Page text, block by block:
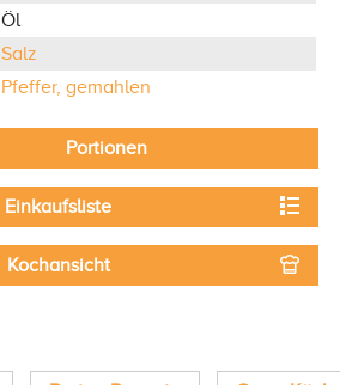
Öl
Salz
Pfeffer, gemahlen
Portionen
Einkaufsliste
Kochansicht